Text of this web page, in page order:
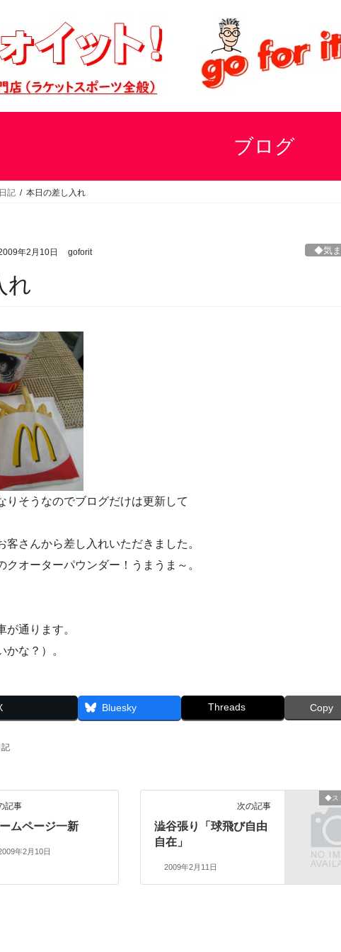
ブログ
記 本日の差し入れ
年2月10日 goforit ◆気
れ
りそうなのでブログだけは更新して
さんから差し入れいただきました。
オーターパウンダー！うまうま～。
通ります。
な？）。
Bluesky Threads Copy
記事
ムページ一新
年2月10日
◆ス
次の記事
澁谷張り「球飛び自由
自在」
2009年2月11日